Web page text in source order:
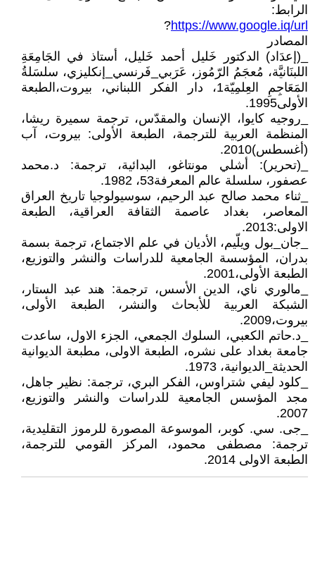
الرابط:
https://www.google.iq/url
?
المصادر
_(إعدَاد) الدكتور خَليل أحمد خَليل، أستاذ في الجَامِعَةِ
اللبنَانيَّة، مُعجَمُ الرّمُوز، عَرَبي_فَرنسي_إنكليزي، سلسَلةُ
المَعَاجِمِ العِلمِيّة1، دار الفكر اللبناني، بيروت،الطبعة
الأولى1995.
_روجيه كايوا، الإنسان والمقدّس، ترجمة سميرة ريشا،
المنظمة العربية للترجمة، الطبعة الأولى: بيروت، آب
(أغسطس)2010.
_(تحرير): أشلي مونتاغو، البدائية، ترجمة: د.محمد
عصفور، سلسلة عالم المعرفة53، 1982.
_ثناء محمد صالح عبد الرحيم، سوسيولوجيا تاريخ العراق
المعاصر، بغداد عاصمة الثقافة العراقية، الطبعة
الاولى:2013.
_جان_بول ويلّيم، الأديان في علم الاجتماع، ترجمة بسمة
بدران، المؤسسة الجامعية للدراسات والنشر والتوزيع،
الطبعة الأولى،2001.
_مالوري ناي، الدين الأسس، ترجمة: هند عبد الستار،
الشبكة العربية للأبحاث والنشر، الطبعة الأولى،
بيروت،2009.
_د.حاتم الكعبي، السلوك الجمعي، الجزء الاول، ساعدت
جامعة بغداد على نشره، الطبعة الاولى، مطبعة الديوانية
الحديثة_الديوانية، 1973.
_كلود ليفي شتراوس، الفكر البري، ترجمة: نظير جاهل،
مجد المؤسس الجامعية للدراسات والنشر والتوزيع،
2007.
_جى. سي. كوبر، الموسوعة المصورة للرموز التقليدية،
ترجمة: مصطفى محمود، المركز القومي للترجمة،
الطبعة الاولى 2014.